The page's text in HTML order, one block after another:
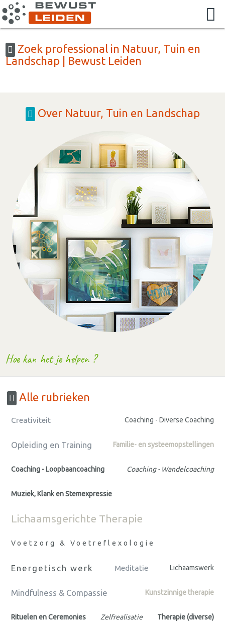
Zoek professional in Natuur, Tuin en
Landschap | Bewust Leiden
Over Natuur, Tuin en Landschap
Hoe kan het je helpen ?
Alle rubrieken
Creativiteit Coaching - Diverse Coaching
Opleiding en Training Familie- en systeemopstellingen
Coaching - Loopbaancoaching Coaching - Wandelcoaching
Muziek, Klank en Stemexpressie
Lichaamsgerichte Therapie
Voetzorg & Voetreflexologie
Energetisch werk Meditatie Lichaamswerk
Mindfulness & Compassie Kunstzinnige therapie
Rituelen en Ceremonies Zelfrealisatie Therapie (diverse)